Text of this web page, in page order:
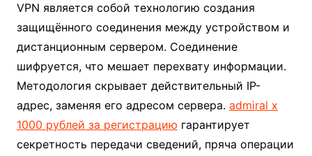
VPN является собой технологию создания
защищённого соединения между устройством и
дистанционным сервером. Соединение
шифруется, что мешает перехвату информации.
Методология скрывает действительный IP-
адрес, заменяя его адресом сервера. admiral x
1000 рублей за регистрацию гарантирует
секретность передачи сведений, пряча операции